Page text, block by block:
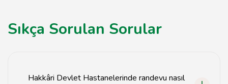
Sıkça Sorulan Sorular
Hakkâri Devlet Hastanelerinde randevu nasıl